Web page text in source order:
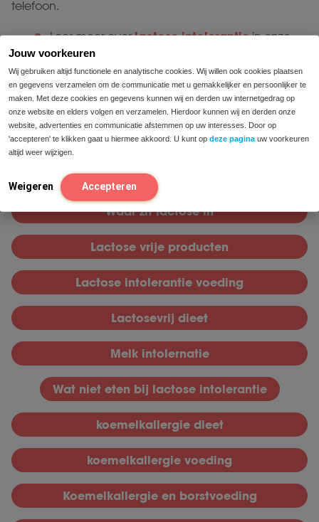
Jouw voorkeuren
Wij gebruiken altijd functionele en analytische cookies. Wij willen ook cookies plaatsen
en gegevens verzamelen om de communicatie met u gemakkelijker en persoonlijker te
maken. Met deze cookies en gegevens kunnen wij en derden uw internetgedrag op
onze website en elders volgen en verzamelen. Hierdoor kunnen wij en derden onze
website, advertenties en communicatie afstemmen op uw interesses. Door op
'accepteren' te klikken gaat u hiermee akkoord. U kunt op deze pagina uw voorkeuren
altijd weer wijzigen.
Weigeren Accepteren
Kennisbank
Lactose
Waar zit lactose in
Lactose vrije producten
Lactose intolerantie voeding
Lactosevrij dieet
Melk intolernatie
Wat niet eten bij lactose intolerantie
koemelkallergie dieet
koemelkallergie voeding
Koemelkallergie en borstvoeding
telefoon.
Lees meer overlactose-intolerantiein onze
kennisbank
Neemgratis contact op met onze diëtisten
voor advies op maat
*Bij personen die lactose moeilijk verteren.